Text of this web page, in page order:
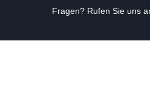
Fragen? Rufen Sie uns